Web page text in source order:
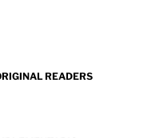
READERS